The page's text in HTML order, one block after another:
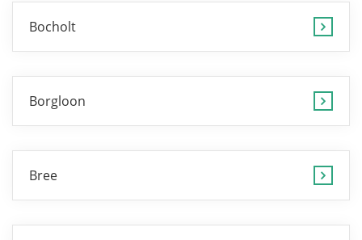
Bocholt
Borgloon
Bree